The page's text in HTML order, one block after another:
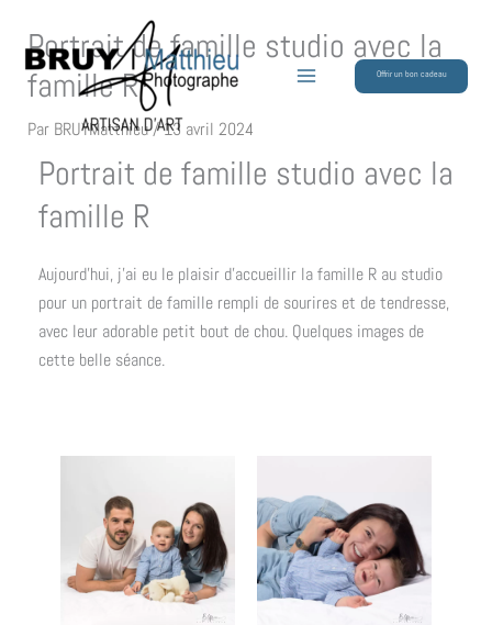
contenu
Offrir un bon cadeau
Portrait de famille studio avec la
famille R
Par BRUYMatthieu/13 avril 2024
Portrait de famille studio avec la
famille R
Aujourd’hui, j’ai eu le plaisir d’accueillir la famille R au studio
pour un portrait de famille rempli de sourires et de tendresse,
avec leur adorable petit bout de chou. Quelques images de
cette belle séance.